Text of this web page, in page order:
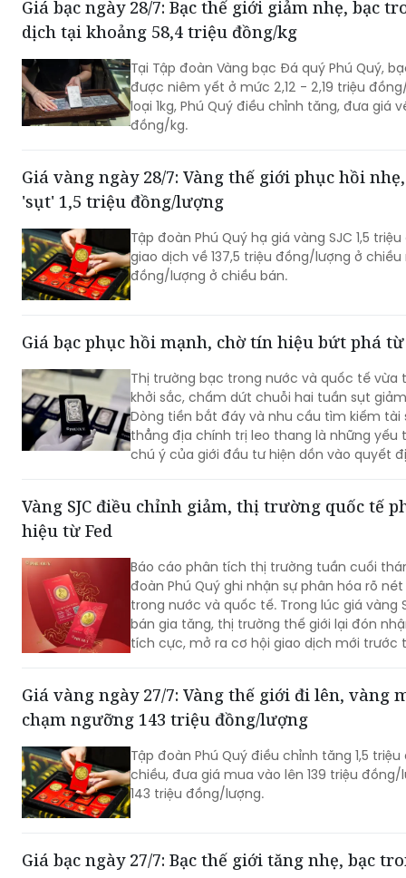
Giá bạc ngày 28/7: Bạc thế giới giảm nhẹ, bạc
dịch tại khoảng 58,4 triệu đồng/kg
Tại Tập đoàn Vàng bạc Đá quý Phú Quý,
được niêm yết ở mức 2,12 - 2,19 triệu
loại 1kg, Phú Quý điều chỉnh tăng, đưa giá
đồng/kg.
Giá vàng ngày 28/7: Vàng thế giới phục hồi
'sụt' 1,5 triệu đồng/lượng
Tập đoàn Phú Quý hạ giá vàng SJC 1,5
giao dịch về 137,5 triệu đồng/lượng ở chiều
đồng/lượng ở chiều bán.
Giá bạc phục hồi mạnh, chờ tín hiệu bứt phá từ
Thị trường bạc trong nước và quốc tế vừa
khởi sắc, chấm dứt chuỗi hai tuần sụt
Dòng tiền bắt đáy và nhu cầu tìm kiếm tài
thẳng địa chính trị leo thang là những yếu
chú ý của giới đầu tư hiện dồn vào quyết
Vàng SJC điều chỉnh giảm, thị trường quốc tế
hiệu từ Fed
Báo cáo phân tích thị trường tuần cuối
đoàn Phú Quý ghi nhận sự phân hóa rõ
trong nước và quốc tế. Trong lúc giá vàng
bán gia tăng, thị trường thế giới lại đón
tích cực, mở ra cơ hội giao dịch mới
Giá vàng ngày 27/7: Vàng thế giới đi lên, vàng
chạm ngưỡng 143 triệu đồng/lượng
Tập đoàn Phú Quý điều chỉnh tăng 1,5
chiều, đưa giá mua vào lên 139 triệu
143 triệu đồng/lượng.
Giá bạc ngày 27/7: Bạc thế giới tăng nhẹ, bạc